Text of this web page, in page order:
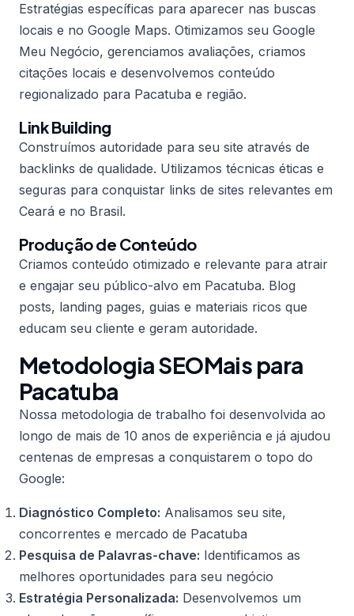
Estratégias específicas para aparecer nas buscas
locais e no Google Maps. Otimizamos seu Google
Meu Negócio, gerenciamos avaliações, criamos
citações locais e desenvolvemos conteúdo
regionalizado para Pacatuba e região.
Link Building
Construímos autoridade para seu site através de
backlinks de qualidade. Utilizamos técnicas éticas e
seguras para conquistar links de sites relevantes em
Ceará e no Brasil.
Produção de Conteúdo
Criamos conteúdo otimizado e relevante para atrair
e engajar seu público-alvo em Pacatuba. Blog
posts, landing pages, guias e materiais ricos que
educam seu cliente e geram autoridade.
Metodologia SEOMais para
Pacatuba
Nossa metodologia de trabalho foi desenvolvida ao
longo de mais de 10 anos de experiência e já ajudou
centenas de empresas a conquistarem o topo do
Google:
Diagnóstico Completo: Analisamos seu site,
concorrentes e mercado de Pacatuba
Pesquisa de Palavras-chave: Identificamos as
melhores oportunidades para seu negócio
Estratégia Personalizada: Desenvolvemos um